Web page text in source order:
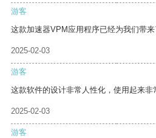
游客
这款加速器VPM应用程序已经为我们带来
2025-02-03
游客
这款软件的设计非常人性化，使用起来非
2025-02-03
游客